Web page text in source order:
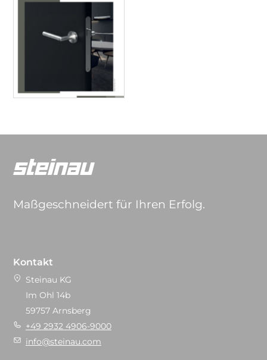
Maßgeschneidert für Ihren Erfolg.
Kontakt
Steinau KG
Im Ohl 14b
59757 Arnsberg
+49 2932 4906-9000
info@steinau.com